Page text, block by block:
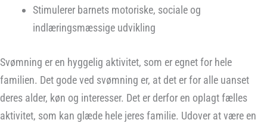
Stimulerer barnets motoriske, sociale og
indlæringsmæssige udvikling
Svømning er en hyggelig aktivitet, som er egnet for hele
familien. Det gode ved svømning er, at det er for alle uanset
deres alder, køn og interesser. Det er derfor en oplagt fælles
aktivitet, som kan glæde hele jeres familie. Udover at være en